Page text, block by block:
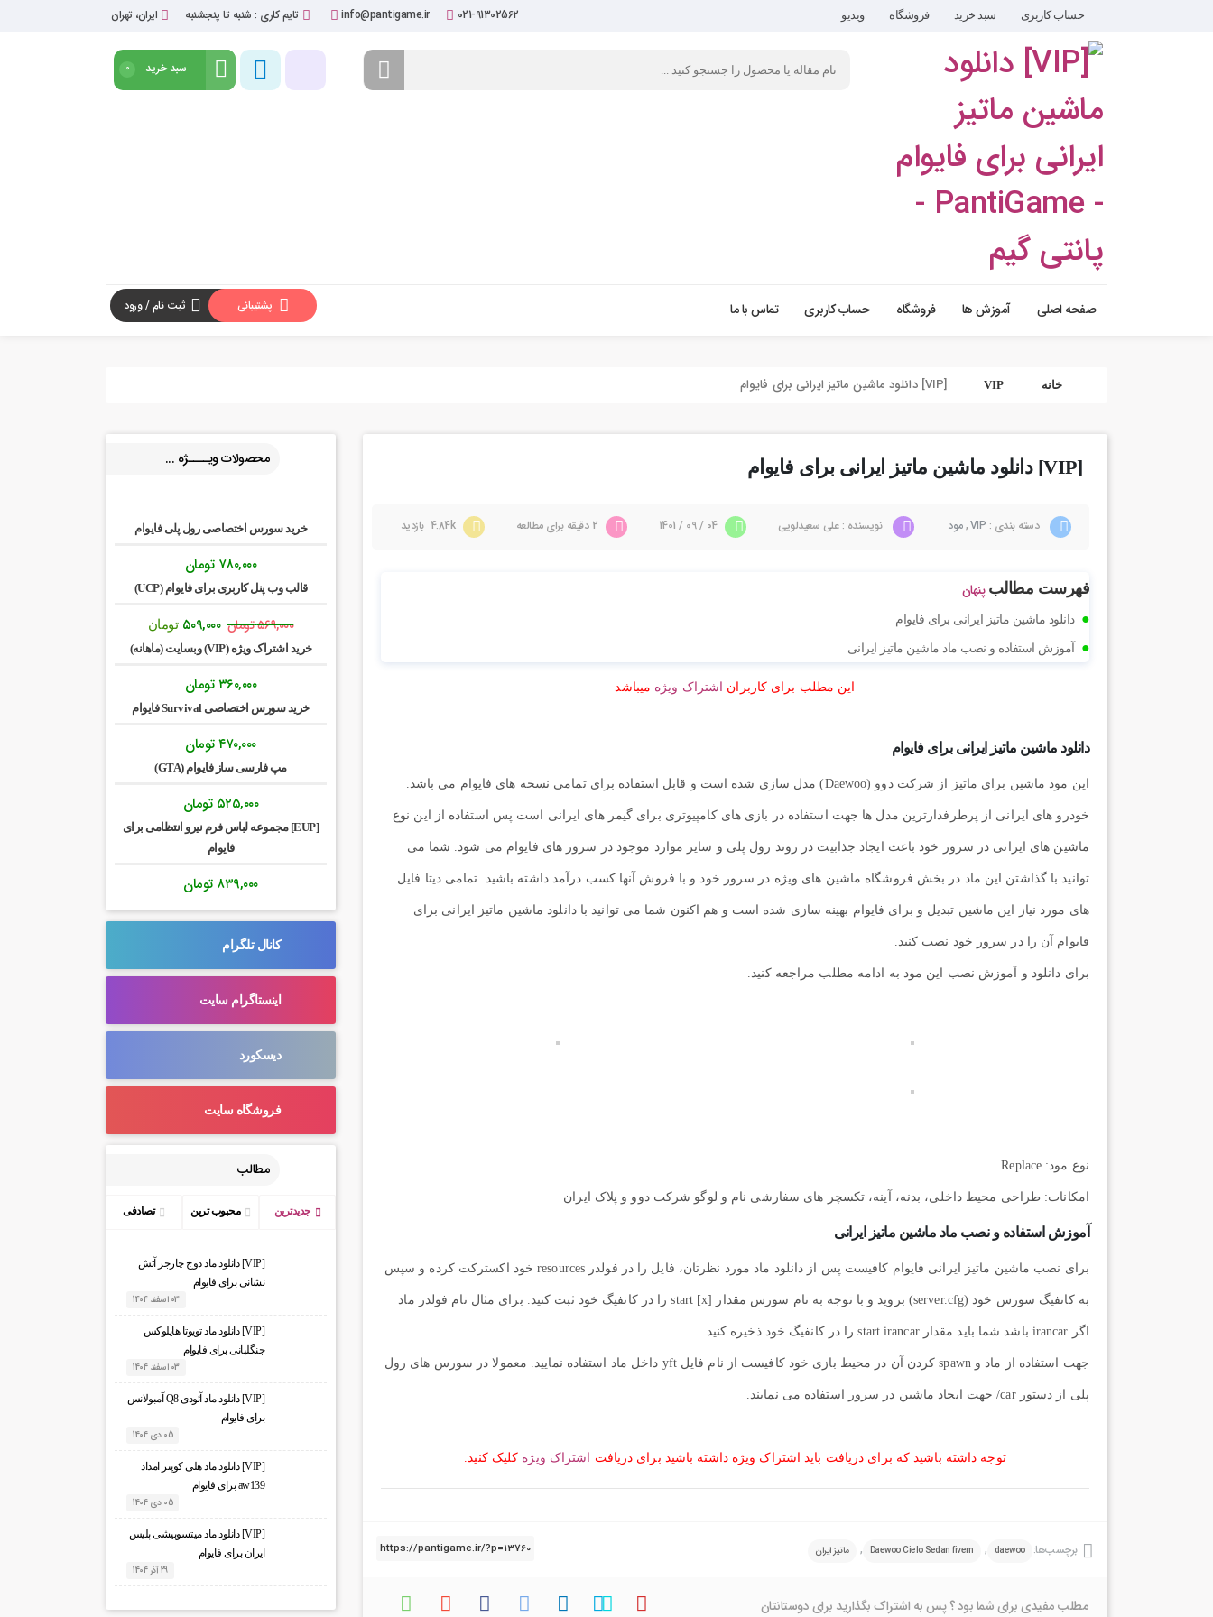
حساب کاربری سبد خرید فروشگاه ویدیو 021-91302562
info@pantigame.ir تایم کاری : شنبه تا پنجشنبه ایران، تهران
سبد خرید 0
صفحه اصلی آموزش ها فروشگاه حساب کاربری تماس با ما پشتیبانی ثبت نام / ورود
خانه VIP [VIP] دانلود ماشین ماتیز ایرانی برای فایوام
[VIP] دانلود ماشین ماتیز ایرانی برای فایوام
دسته بندی : VIP
,مود نویسنده : علی سعیدلویی 04 / 09 / 1401 4.84k بازدید
فهرست مطالب پنهان
دانلود ماشین ماتیز ایرانی برای فایوام
آموزش استفاده و نصب ماد ماشین ماتیز ایرانی
این مطلب برای کاربران اشتراک ویژه میباشد
دانلود ماشین ماتیز ایرانی برای فایوام
این مود ماشین برای ماتیز از شرکت دوو (Daewoo) مدل سازی شده است و قابل استفاده برای تمامی نسخه های فایوام می باشد.
خودرو های ایرانی از پرطرفدارترین مدل ها جهت استفاده در بازی های کامپیوتری برای گیمر های ایرانی است پس استفاده از این نوع
ماشین های ایرانی در سرور خود باعث ایجاد جذابیت در روند رول پلی و سایر موارد موجود در سرور های فایوام می شود. شما می
توانید با گذاشتن این ماد در بخش فروشگاه ماشین های ویژه در سرور خود و با فروش آنها کسب درآمد داشته باشید. تمامی دیتا فایل
های مورد نیاز این ماشین تبدیل و برای فایوام بهینه سازی شده است و هم اکنون شما می توانید با دانلود ماشین ماتیز ایرانی برای
فایوام آن را در سرور خود نصب کنید.
برای دانلود و آموزش نصب این مود به ادامه مطلب مراجعه کنید.
نوع مود: Replace
امکانات: طراحی محیط داخلی، بدنه، آینه، تکسچر های سفارشی نام و لوگو شرکت دوو و پلاک ایران
آموزش استفاده و نصب ماد ماشین ماتیز ایرانی
برای نصب ماشین ماتیز ایرانی فایوام کافیست پس از دانلود ماد مورد نظرتان، فایل را در فولدر resources خود اکسترکت کرده و سپس
به کانفیگ سورس خود (server.cfg) بروید و با توجه به نام سورس مقدار start [x] را در کانفیگ خود ثبت کنید. برای مثال نام فولدر ماد
اگر irancar باشد شما باید مقدار start irancar را در کانفیگ خود ذخیره کنید.
جهت استفاده از ماد و spawn کردن آن در محیط بازی خود کافیست از نام فایل yft داخل ماد استفاده نمایید. معمولا در سورس های رول
پلی از دستور car/ جهت ایجاد ماشین در سرور استفاده می نمایند.
توجه داشته باشید که برای دریافت باید اشتراک ویژه داشته باشید برای دریافت اشتراک ویژه کلیک کنید.
برچسب‌ها: daewoo
,
Daewoo Cielo Sedan fivem
, ماتیز ایران
مطلب مفیدی برای شما بود ؟ پس به اشتراک بگذارید برای دوستانتان
محصولات ویــــژه ...
خرید سورس اختصاصی رول پلی فایوام
۷۸۰,۰۰۰ تومان
قالب وب پنل کاربری برای فایوام (UCP)
۵۶۹,۰۰۰تومان قیمت
۵۶۹,۰۰۰ تومان
۵۰۹,۰۰۰ تومان
۵۰۹,۰۰۰ تومان.
خرید اشتراک ویژه (VIP) وبسایت (ماهانه)
۳۶۰,۰۰۰تومان
خرید سورس اختصاصی Survival فایوام
۴۷۰,۰۰۰تومان
مپ فارسی ساز فایوام (GTA)
۵۲۵,۰۰۰ تومان
[EUP] مجموعه لباس فرم نیرو انتظامی برای
فایوام
۸۳۹,۰۰۰ تومان
کانال تلگرام
اینستاگرام سایت
دیسکورد
فروشگاه سایت
مطالب
جدیدترین محبوب ترین تصادفی
[VIP] دانلود ماد دوج چارجر آتش
نشانی برای فایوام
03 اسفند 1404
[VIP] دانلود ماد تویوتا هایلوکس
جنگلبانی برای فایوام
03 اسفند 1404
[VIP] دانلود ماد آئودی Q8 آمبولانس
برای فایوام
05 دی 1404
[VIP] دانلود ماد هلی کوپتر امداد
aw139 برای فایوام
05 دی 1404
[VIP] دانلود ماد میتسوبیشی پلیس
ایران برای فایوام
29 آذر 1404